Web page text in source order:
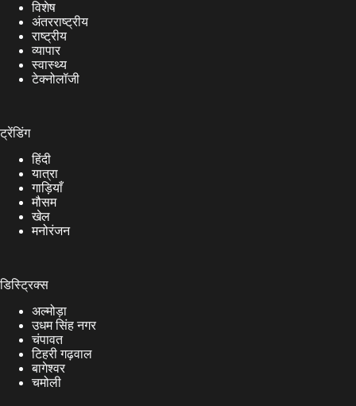
विशेष
अंतरराष्ट्रीय
राष्ट्रीय
व्यापार
स्वास्थ्य
टेक्नोलॉजी
ट्रेंडिंग
हिंदी
यात्रा
गाड़ियाँ
मौसम
खेल
मनोरंजन
डिस्ट्रिक्स
अल्मोड़ा
उधम सिंह नगर
चंपावत
टिहरी गढ़वाल
बागेश्वर
चमोली